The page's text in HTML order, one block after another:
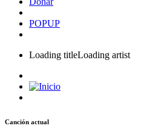
POPUP
Loading titleLoading artist
Canción actual